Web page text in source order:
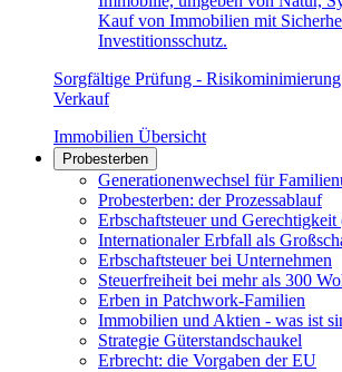
Sorgfältige Prüfung -
Verkauf
Immobilien Übersicht
Probesterben
Generationenwechsel für
Probesterben: der Prozessablauf
Erbschaftsteuer und Gerechtigkeit
Internationaler Erbfall als
Erbschaftsteuer bei Unternehmen
Steuerfreiheit bei mehr als 300
Erben in Patchwork-Familien
Immobilien und Aktien - was ist
Strategie Güterstandschaukel
Erbrecht: die Vorgaben der EU